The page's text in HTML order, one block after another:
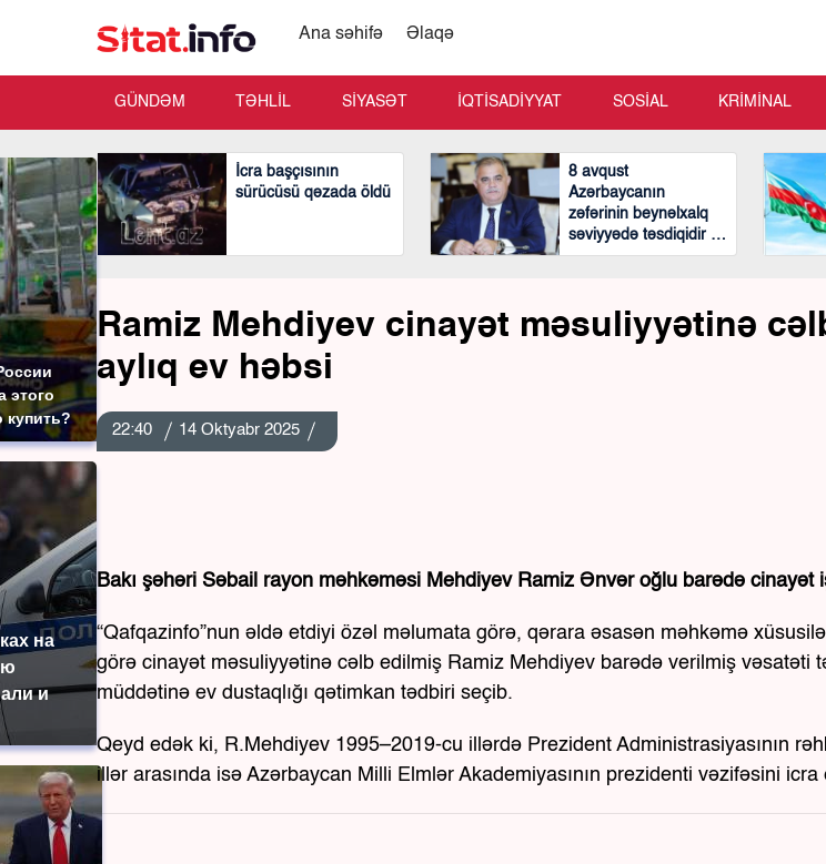
этого
купить?
на
и
Ana səhifə Əlaqə
GÜNDƏM TƏHLİL SİYASƏT İQTİSADİYYAT SOSİAL KRİMİNAL
İcra başçısının
sürücüsü qəzada öldü
8 avqust
Azərbaycanın
zəfərinin beynəlxalq
səviyyədə təsdiqidir -
Arzu Nağıyev
Ramiz Mehdiyev cinayət məsuliyyətinə
aylıq ev həbsi
22:40 14 Oktyabr 2025
Bakı şəhəri Səbail rayon məhkəməsi Mehdiyev Ramiz Ənvər oğlu barədə cinayət
“Qafqazinfo”nun əldə etdiyi özəl məlumata görə, qərara əsasən məhkəmə
görə cinayət məsuliyyətinə cəlb edilmiş Ramiz Mehdiyev barədə verilmiş vəsatəti
müddətinə ev dustaqlığı qətimkan tədbiri seçib.
Qeyd edək ki, R.Mehdiyev 1995–2019-cu illərdə Prezident Administrasiyasının
illər arasında isə Azərbaycan Milli Elmlər Akademiyasının prezidenti vəzifəsini icra